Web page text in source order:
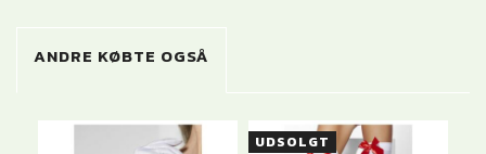
ANDRE KØBTE OGSÅ
UDSOLGT